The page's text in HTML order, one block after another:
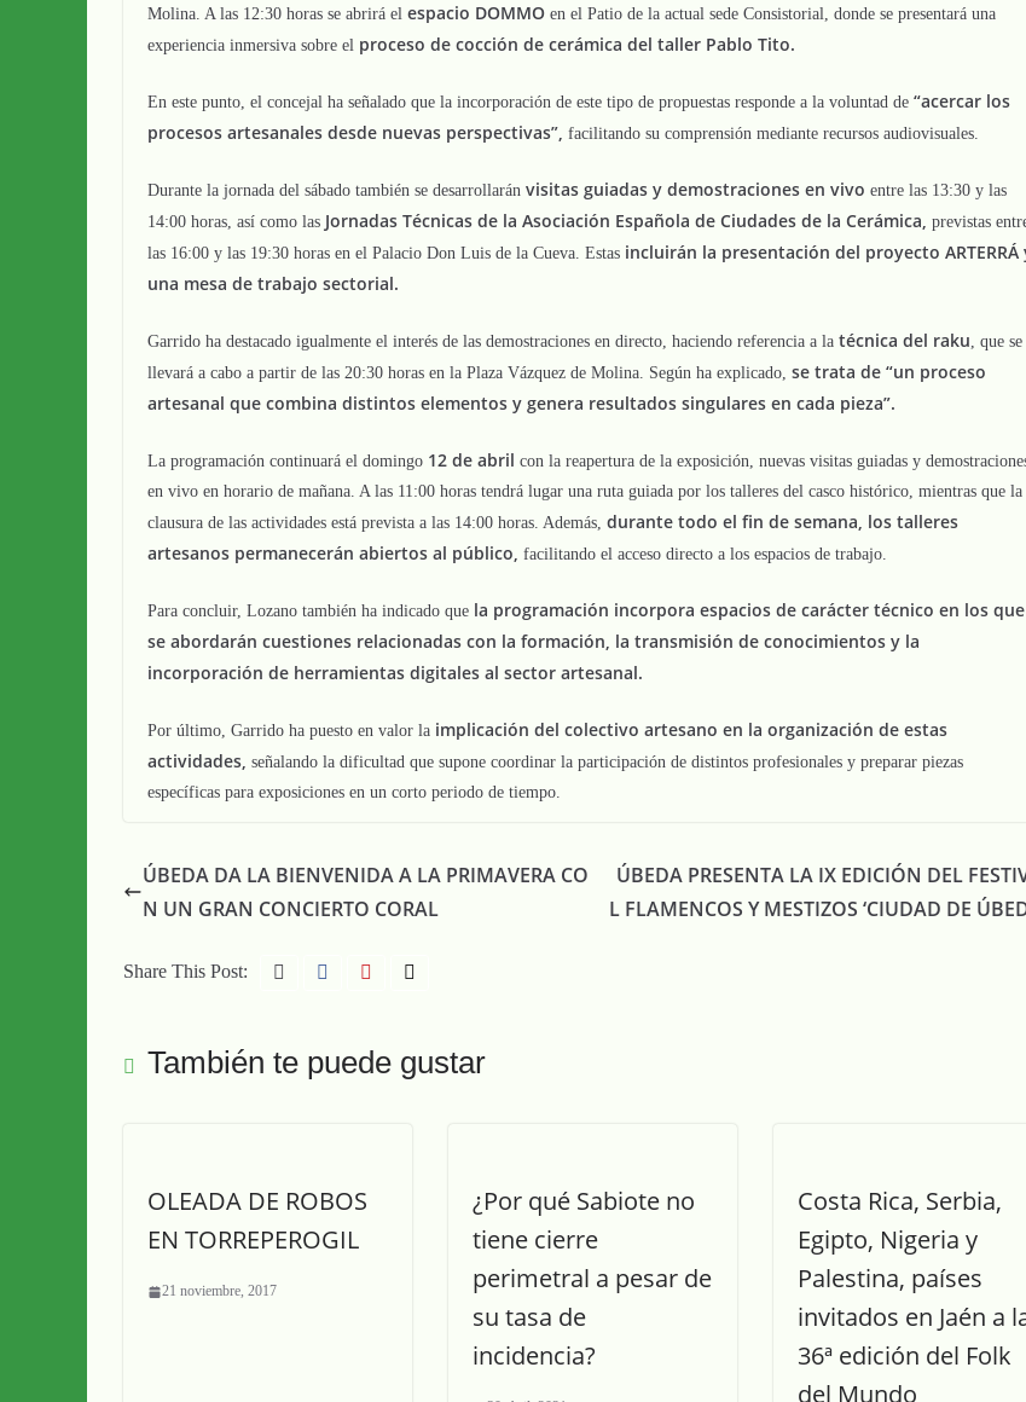
Molina. A las 12:30 horas se abrirá el espacio DOMMO en el Patio de la actual sede Consistorial, donde se presentará una
experiencia inmersiva sobre el proceso de cocción de cerámica del taller Pablo Tito.
En este punto, el concejal ha señalado que la incorporación de este tipo de propuestas responde a la voluntad de “acercar los
procesos artesanales desde nuevas perspectivas”, facilitando su comprensión mediante recursos audiovisuales.
Durante la jornada del sábado también se desarrollarán visitas guiadas y demostraciones en vivo entre las 13:30 y las
14:00 horas, así como las Jornadas Técnicas de la Asociación Española de Ciudades de la Cerámica, previstas
las 16:00 y las 19:30 horas en el Palacio Don Luis de la Cueva. Estas incluirán la presentación del proyecto ARTERRÁ
una mesa de trabajo sectorial.
Garrido ha destacado igualmente el interés de las demostraciones en directo, haciendo referencia a la técnica del raku, que se
llevará a cabo a partir de las 20:30 horas en la Plaza Vázquez de Molina. Según ha explicado, se trata de “un proceso
artesanal que combina distintos elementos y genera resultados singulares en cada pieza”.
La programación continuará el domingo 12 de abril con la reapertura de la exposición, nuevas visitas guiadas y
en vivo en horario de mañana. A las 11:00 horas tendrá lugar una ruta guiada por los talleres del casco histórico, mientras que la
clausura de las actividades está prevista a las 14:00 horas. Además, durante todo el fin de semana, los talleres
artesanos permanecerán abiertos al público, facilitando el acceso directo a los espacios de trabajo.
Para concluir, Lozano también ha indicado que la programación incorpora espacios de carácter técnico en los que
se abordarán cuestiones relacionadas con la formación, la transmisión de conocimientos y la
incorporación de herramientas digitales al sector artesanal.
Por último, Garrido ha puesto en valor la implicación del colectivo artesano en la organización de estas
actividades, señalando la dificultad que supone coordinar la participación de distintos profesionales y preparar piezas
específicas para exposiciones en un corto periodo de tiempo.
ÚBEDA DA LA BIENVENIDA A LA PRIMAVERA CO
N UN GRAN CONCIERTO CORAL
ÚBEDA PRESENTA LA IX EDICIÓN DEL
L FLAMENCOS Y MESTIZOS ‘CIUDAD DE
Share This Post:
También te puede gustar
OLEADA DE ROBOS
EN TORREPEROGIL
21 noviembre, 2017
¿Por qué Sabiote no
tiene cierre
perimetral a pesar de
su tasa de
incidencia?
Costa Rica, Serbia,
Egipto, Nigeria y
Palestina, países
invitados en Jaén a
36ª edición del Folk
del Mundo